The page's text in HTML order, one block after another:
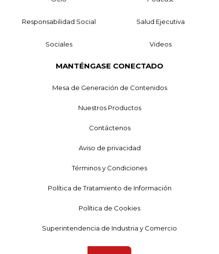
Responsabilidad Social Salud Ejecutiva
Sociales Videos
MANTÉNGASE CONECTADO
Mesa de Generación de Contenidos
Nuestros Productos
Contáctenos
Aviso de privacidad
Términos y Condiciones
Política de Tratamiento de Información
Política de Cookies
Superintendencia de Industria y Comercio